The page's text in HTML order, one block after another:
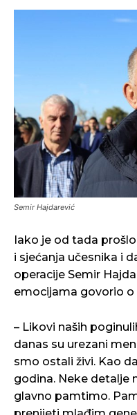
Semir Hajdarević
Iako je od tada
i sjećanja učesnika i
operacije Semir
emocijama govorio
– Likovi naših
danas su urezani
smo ostali živi. Kao
godina. Neke detalje
glavno pamtimo.